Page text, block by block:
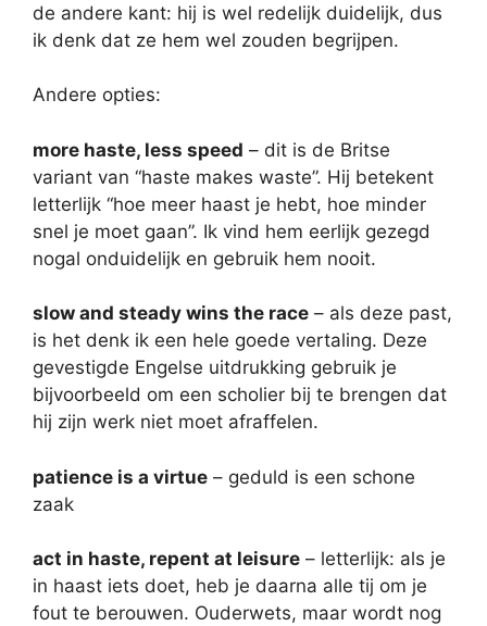
de andere kant: hij is wel redelijk duidelijk, dus
ik denk dat ze hem wel zouden begrijpen.
Andere opties:
more haste, less speed – dit is de Britse
variant van “haste makes waste”. Hij betekent
letterlijk “hoe meer haast je hebt, hoe minder
snel je moet gaan”. Ik vind hem eerlijk gezegd
nogal onduidelijk en gebruik hem nooit.
slow and steady wins the race – als deze past,
is het denk ik een hele goede vertaling. Deze
gevestigde Engelse uitdrukking gebruik je
bijvoorbeeld om een scholier bij te brengen dat
hij zijn werk niet moet afraffelen.
patience is a virtue – geduld is een schone
zaak
act in haste, repent at leisure – letterlijk: als je
in haast iets doet, heb je daarna alle tij om je
fout te berouwen. Ouderwets, maar wordt nog